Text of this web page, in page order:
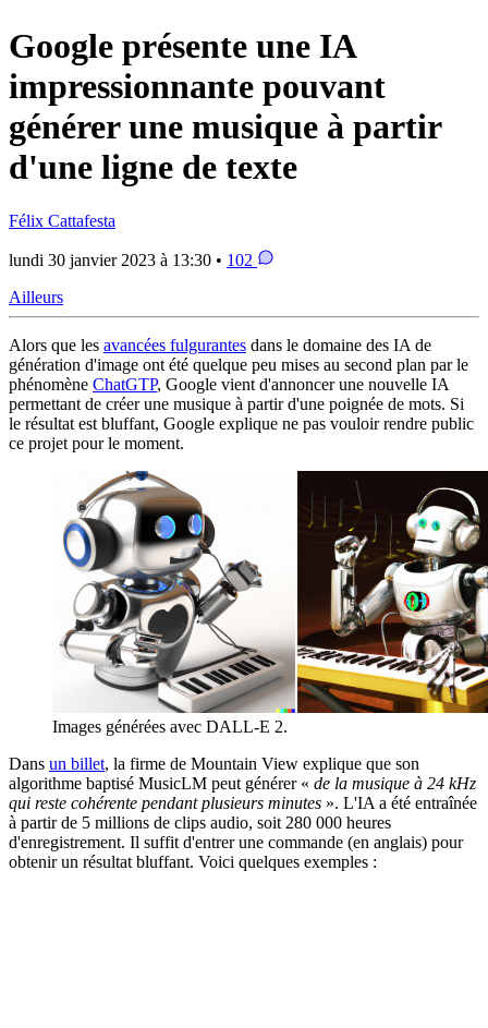
Google présente une IA
impressionnante pouvant
générer une musique à partir
d'une ligne de texte
Félix Cattafesta
lundi 30 janvier 2023 à 13:30 • 102
Ailleurs
Alors que les avancées fulgurantes dans le domaine des IA de
génération d'image ont été quelque peu mises au second plan par le
phénomène ChatGTP, Google vient d'annoncer une nouvelle IA
permettant de créer une musique à partir d'une poignée de mots. Si
le résultat est bluffant, Google explique ne pas vouloir rendre public
ce projet pour le moment.
Images générées avec DALL-E 2.
Dans un billet, la firme de Mountain View explique que son
algorithme baptisé MusicLM peut générer « de la musique à 24 kHz
qui reste cohérente pendant plusieurs minutes ». L'IA a été entraînée
à partir de 5 millions de clips audio, soit 280 000 heures
d'enregistrement. Il suffit d'entrer une commande (en anglais) pour
obtenir un résultat bluffant. Voici quelques exemples :